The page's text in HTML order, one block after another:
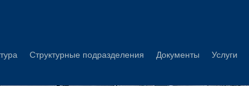
Структурные подразделения Документы Услуги